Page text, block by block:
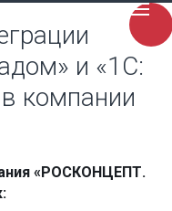
и «1С:
компании
«РОСКОНЦЕПТ.